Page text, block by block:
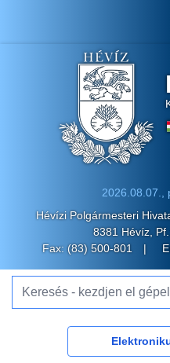
2026.08.07.,
Hévízi Polgármesteri
8381 Hévíz,
Fax: (83) 500-801